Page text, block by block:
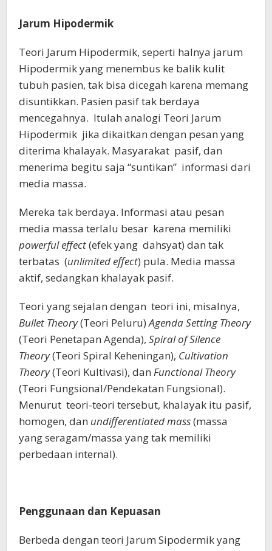
Jarum Hipodermik
Teori Jarum Hipodermik, seperti halnya jarum
Hipodermik yang menembus ke balik kulit
tubuh pasien, tak bisa dicegah karena memang
disuntikkan. Pasien pasif tak berdaya
mencegahnya. Itulah analogi Teori Jarum
Hipodermik jika dikaitkan dengan pesan yang
diterima khalayak. Masyarakat pasif, dan
menerima begitu saja “suntikan” informasi dari
media massa.
Mereka tak berdaya. Informasi atau pesan
media massa terlalu besar karena memiliki
powerful effect(efek yang dahsyat) dan tak
terbatas (unlimited effect) pula. Media massa
aktif, sedangkan khalayak pasif.
Teori yang sejalan dengan teori ini, misalnya,
Bullet Theory(Teori Peluru)Agenda Setting Theory
(Teori Penetapan Agenda), Spiral of Silence
Theory(Teori Spiral Keheningan), Cultivation
Theory(Teori Kultivasi), dan Functional Theory
(Teori Fungsional/Pendekatan Fungsional).
Menurut teori-teori tersebut, khalayak itu pasif,
homogen, dan undifferentiated mass(massa
yang seragam/massa yang tak memiliki
perbedaan internal).
Penggunaan dan Kepuasan
Berbeda dengan teori Jarum Sipodermik yang